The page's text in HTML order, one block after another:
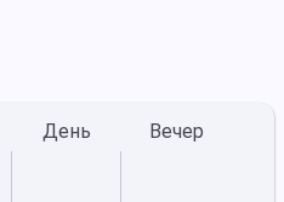
День Вечер